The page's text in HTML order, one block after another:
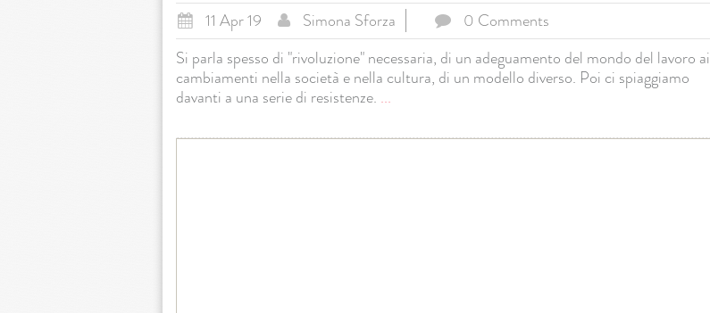
11 Apr 19 Simona Sforza
0 Comments
Si parla spesso di "rivoluzione" necessaria, di un adeguamento del mondo del lavoro ai
cambiamenti nella società e nella cultura, di un modello diverso. Poi ci spiaggiamo
davanti a una serie di resistenze. ...